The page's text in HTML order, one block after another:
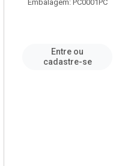
Embalagem: PC0001PC
Entre ou
cadastre-se